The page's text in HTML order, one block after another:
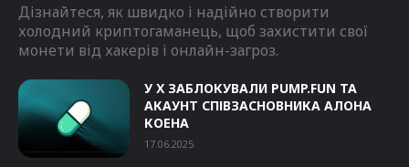
Дізнайтеся, як швидко і надійно створити
холодний криптогаманець, щоб захистити свої
монети від хакерів і онлайн-загроз.
У Х ЗАБЛОКУВАЛИ PUMP.FUN ТА
АКАУНТ СПІВЗАСНОВНИКА АЛОНА
КОЕНА
17.06.2025